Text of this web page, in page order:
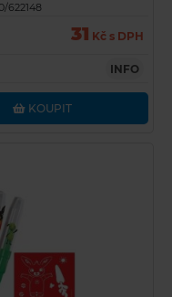
622148
31 Kč s DPH
INFO
KOUPIT